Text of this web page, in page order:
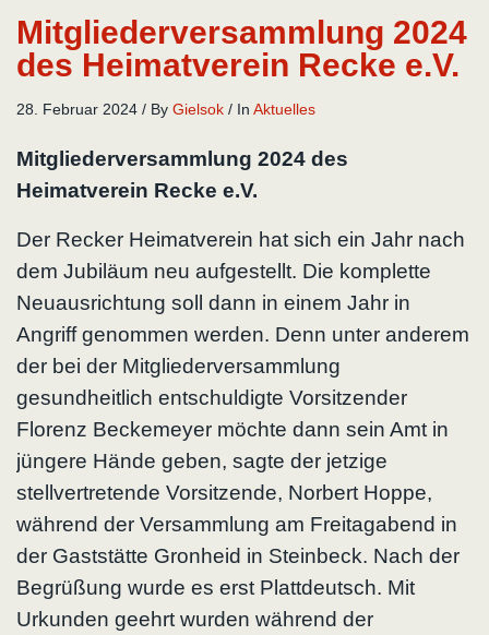
Mitgliederversammlung 2024
des Heimatverein Recke e.V.
28. Februar 2024 / By Gielsok / In Aktuelles
Mitgliederversammlung 2024 des
Heimatverein Recke e.V.
Der Recker Heimatverein hat sich ein Jahr nach
dem Jubiläum neu aufgestellt. Die komplette
Neuausrichtung soll dann in einem Jahr in
Angriff genommen werden. Denn unter anderem
der bei der Mitgliederversammlung
gesundheitlich entschuldigte Vorsitzender
Florenz Beckemeyer möchte dann sein Amt in
jüngere Hände geben, sagte der jetzige
stellvertretende Vorsitzende, Norbert Hoppe,
während der Versammlung am Freitagabend in
der Gaststätte Gronheid in Steinbeck. Nach der
Begrüßung wurde es erst Plattdeutsch. Mit
Urkunden geehrt wurden während der